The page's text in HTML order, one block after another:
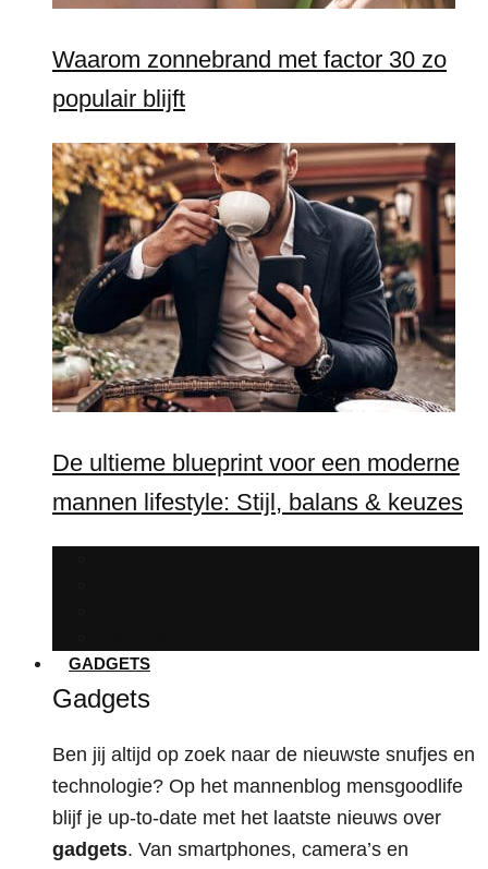
Waarom zonnebrand met factor 30 zo
populair blijft
De ultieme blueprint voor een moderne
mannen lifestyle: Stijl, balans & keuzes
GADGETS
Gadgets
Ben jij altijd op zoek naar de nieuwste snufjes en
technologie? Op het mannenblog mensgoodlife
blijf je up-to-date met het laatste nieuws over
gadgets. Van smartphones, camera’s en